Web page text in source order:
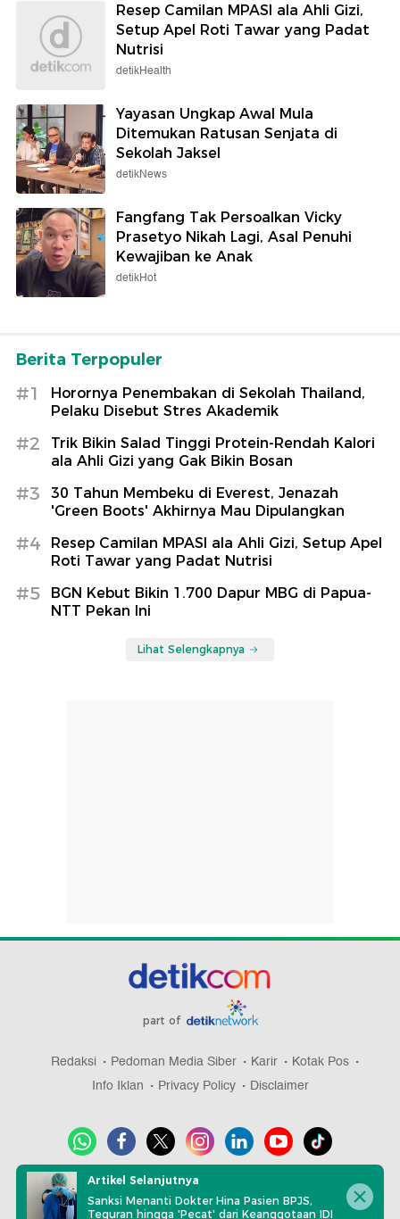
Resep Camilan MPASI ala Ahli Gizi,
Setup Apel Roti Tawar yang Padat
Nutrisi
detikHealth
Yayasan Ungkap Awal Mula
Ditemukan Ratusan Senjata di
Sekolah Jaksel
detikNews
Fangfang Tak Persoalkan Vicky
Prasetyo Nikah Lagi, Asal Penuhi
Kewajiban ke Anak
detikHot
Berita Terpopuler
#1
Horornya Penembakan di Sekolah Thailand,
Pelaku Disebut Stres Akademik
#2
Trik Bikin Salad Tinggi Protein-Rendah Kalori
ala Ahli Gizi yang Gak Bikin Bosan
#3
30 Tahun Membeku di Everest, Jenazah
'Green Boots' Akhirnya Mau Dipulangkan
#4
Resep Camilan MPASI ala Ahli Gizi, Setup Apel
Roti Tawar yang Padat Nutrisi
#5
BGN Kebut Bikin 1.700 Dapur MBG di Papua-
NTT Pekan Ini
Lihat Selengkapnya
part of
Redaksi Pedoman Media Siber Karir
Kotak Pos
Info Iklan
Privacy Policy Disclaimer
Download aplikasi detikcom
Artikel Selanjutnya
Sanksi Menanti Dokter Hina Pasien BPJS,
Teguran hingga 'Pecat' dari Keanggotaan IDI